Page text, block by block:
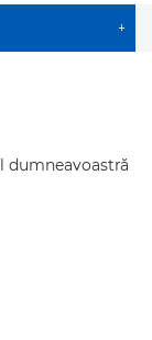
+
dumneavoastră